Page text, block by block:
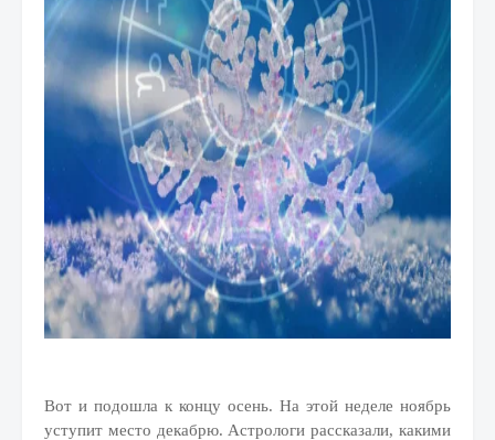
Вот и подошла к концу осень. На этой неделе ноябрь
уступит место декабрю. Астрологи рассказали, какими